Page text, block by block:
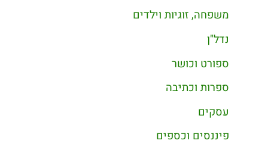
משפחה, זוגיות וילדים
נדל"ן
ספורט וכושר
ספרות וכתיבה
עסקים
פיננסים וכספים